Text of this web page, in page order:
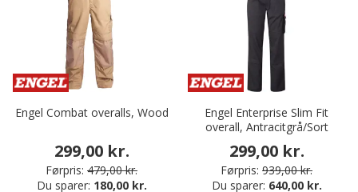
Engel Combat overalls, Wood
299,00 kr.
Førpris: 479,00 kr.
Du sparer: 180,00 kr.
Engel Enterprise Slim Fit
overall, Antracitgrå/Sort
299,00 kr.
Førpris: 939,00 kr.
Du sparer: 640,00 kr.